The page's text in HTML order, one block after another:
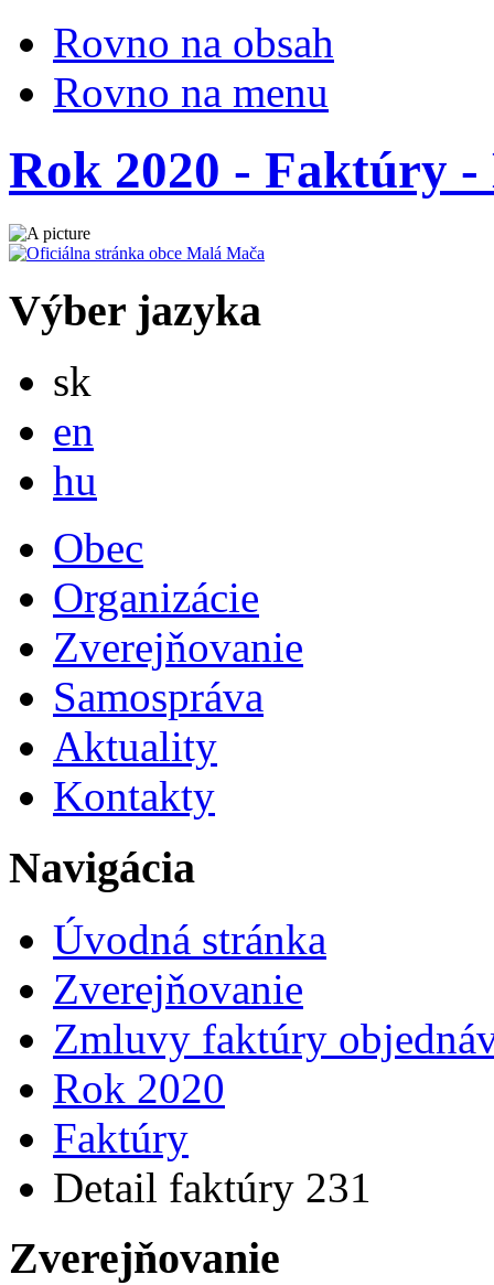
Rovno na obsah
Rovno na menu
Rok 2020 - Faktúry
Výber jazyka
sk
en
hu
Obec
Organizácie
Zverejňovanie
Samospráva
Aktuality
Kontakty
Navigácia
Úvodná stránka
Zverejňovanie
Zmluvy faktúry
Rok 2020
Faktúry
Detail faktúry 231
Zverejňovanie